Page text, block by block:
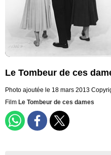
Le Tombeur de ces
Photo ajoutée le 18 mars 2013
Film Le Tombeur de ces dames